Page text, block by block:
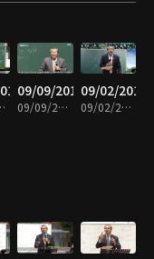
31분
09/09/2019
09/09/2019 • 31분
09/02/2019
09/02/2019 • 31분